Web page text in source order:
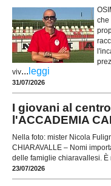
che
viv... leggi
31/07/2026
I giovani al
l'ACCADEMIA
Nella foto: mister Nicola
CHIARAVALLE – Nomi
delle famiglie chiaravallesi. È
23/07/2026